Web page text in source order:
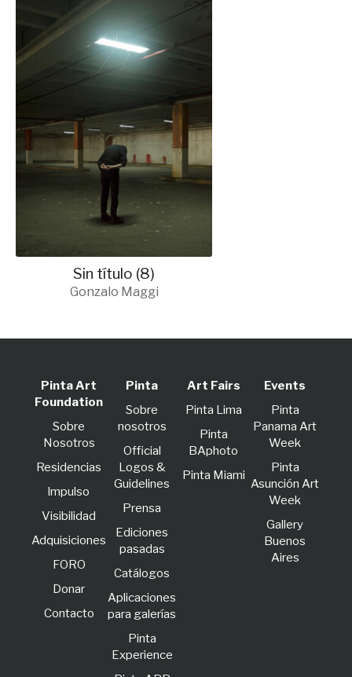
Sin título (8)
Gonzalo Maggi
Pinta Art
Foundation
Sobre
Nosotros
Residencias
lmpulso
Visibilidad
Adquisiciones
FORO
Donar
Contacto
Pinta
Sobre
nosotros
Official
Logos &
Guidelines
Prensa
Ediciones
pasadas
Catálogos
Aplicaciones
para galerías
Pinta
Experience
Art Fairs
Pinta Lima
Pinta
BAphoto
Pinta Miami
Events
Pinta
Panama Art
Week
Pinta
Asunción Art
Week
Gallery
Buenos
Aires